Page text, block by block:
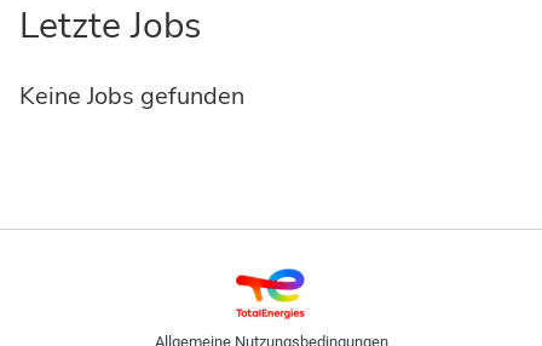
Letzte Jobs
Keine Jobs gefunden
Allgemeine Nutzungsbedingungen